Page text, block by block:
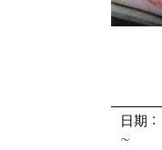
日期：
~